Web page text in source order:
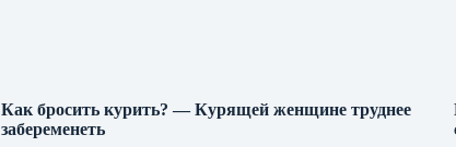
Как бросить курить? — Курящей женщине труднее
забеременеть